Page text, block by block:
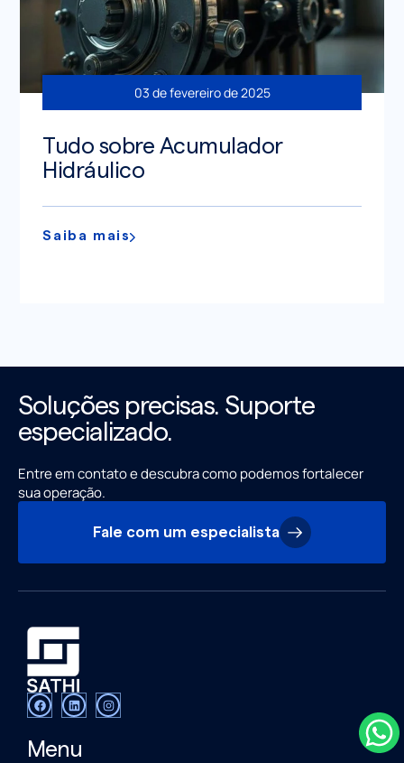
03 de fevereiro de 2025
Tudo sobre Acumulador
Hidráulico
Saiba mais
Soluções precisas. Suporte
especializado.
Entre em contato e descubra como podemos fortalecer
sua operação.
Fale com um especialista
Menu